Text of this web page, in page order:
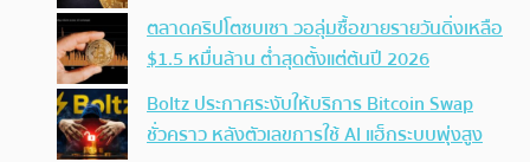
ตลาดคริปโตซบเซา วอลุ่มซื้อขายรายวันดิ่งเหลือ
$1.5 หมื่นล้าน ต่ำสุดตั้งแต่ต้นปี 2026
Boltz ประกาศระงับให้บริการ Bitcoin Swap
ชั่วคราว หลังตัวเลขการใช้ AI แฮ็กระบบพุ่งสูง